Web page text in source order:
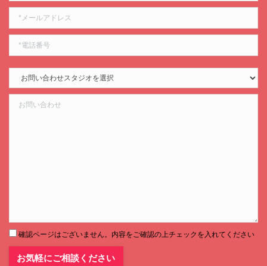
確認ページはございません。内容をご確認の上チェックを入れてください